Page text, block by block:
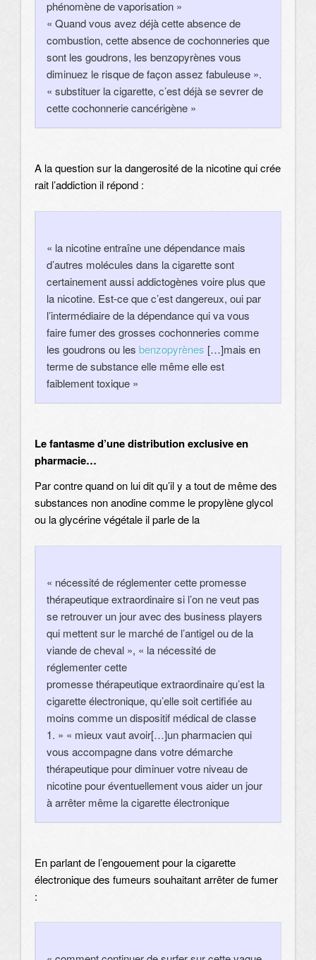
phénomène de vaporisation »
« Quand vous avez déjà cette absence de
combustion, cette absence de cochonneries que
sont les goudrons, les benzopyrènes vous
diminuez le risque de façon assez fabuleuse ».
« substituer la cigarette, c’est déjà se sevrer de
cette cochonnerie cancérigène »
A la question sur la dangerosité de la nicotine qui crée
rait l’addiction il répond :
« la nicotine entraîne une dépendance mais
d’autres molécules dans la cigarette sont
certainement aussi addictogènes voire plus que
la nicotine. Est-ce que c’est dangereux, oui par
l’intermédiaire de la dépendance qui va vous
faire fumer des grosses cochonneries comme
les goudrons ou les benzopyrènes […]mais en
terme de substance elle même elle est
faiblement toxique »
Le fantasme d’une distribution exclusive en
pharmacie…
Par contre quand on lui dit qu’il y a tout de même des
substances non anodine comme le propylène glycol
ou la glycérine végétale il parle de la
« nécessité de réglementer cette promesse
thérapeutique extraordinaire si l’on ne veut pas
se retrouver un jour avec des business players
qui mettent sur le marché de l’antigel ou de la
viande de cheval », « la nécessité de
réglementer cette
promesse thérapeutique extraordinaire qu’est la
cigarette électronique, qu’elle soit certifiée au
moins comme un dispositif médical de classe
1. » « mieux vaut avoir[…]un pharmacien qui
vous accompagne dans votre démarche
thérapeutique pour diminuer votre niveau de
nicotine pour éventuellement vous aider un jour
à arrêter même la cigarette électronique
En parlant de l’engouement pour la cigarette
électronique des fumeurs souhaitant arrêter de fumer
: